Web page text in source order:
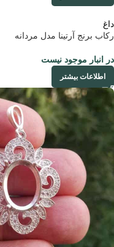
داغ
رکاب برنج آرتینا مدل مردانه
در انبار موجود نیست
اطلاعات بیشتر